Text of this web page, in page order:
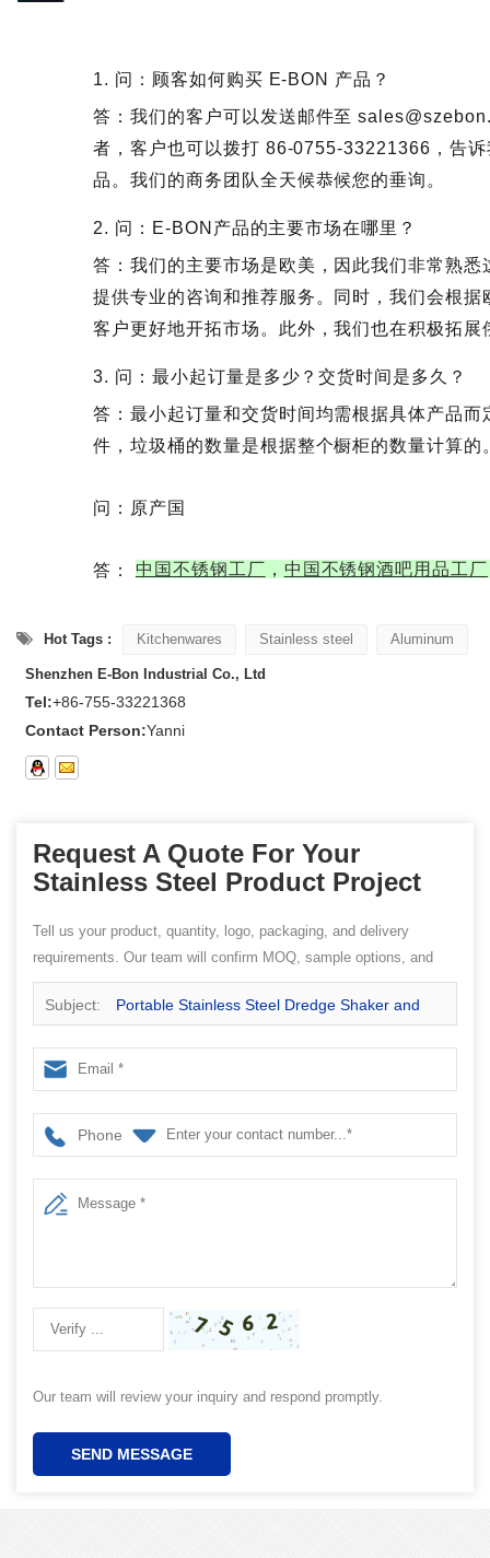
1. 问：顾客如何购买 E-BON 产品？
答：我们的客户可以发送邮件至
者，客户也可以拨打 86-0755-33221366，告
品。我们的商务团队全天候恭候您的垂询。
2. 问：E-BON产品的主要市场在哪里？
答：我们的主要市场是欧美，因此我们非常熟
提供专业的咨询和推荐服务。同时，我们会根
客户更好地开拓市场。此外，我们也在积极拓
3. 问：最小起订量是多少？交货时间是多久？
答：最小起订量和交货时间均需根据具体产品
件，垃圾桶的数量是根据整个橱柜的数量计算
问：原产国
答： 中国不锈钢工厂 ， 中国不锈钢酒吧用品工厂
Hot Tags : Kitchenwares Stainless steel Aluminum
Shenzhen E-Bon Industrial Co., Ltd
Tel:+86-755-33221368
Contact Person:Yanni
Request A Quote For Your
Stainless Steel Product Project
Tell us your product, quantity, logo, packaging, and delivery
requirements. Our team will confirm MOQ, sample options, and
quotation details.
Subject: Portable Stainless Steel Dredge Shaker and
china Stainless steel factory
Phone
Our team will review your inquiry and respond promptly.
SEND MESSAGE